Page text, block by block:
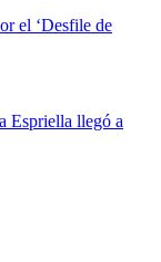
el ‘Desfile de
Espriella llegó a